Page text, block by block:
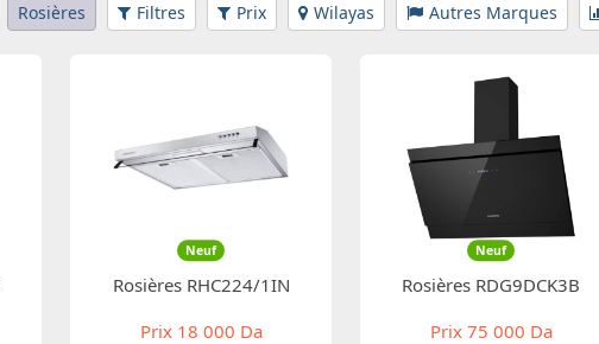
Rosières Filtres Prix Wilayas Autres Marques
Neuf
Rosières RHC224/1IN
Prix18 000 Da
Neuf
Rosières RDG9DCK3B
Prix75 000 Da